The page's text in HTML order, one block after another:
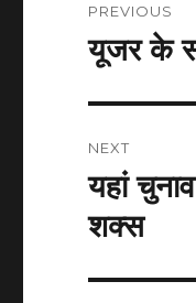
PREVIOUS
Previous
post:
यूजर के
NEXT
Next
post:
यहां
शक्स